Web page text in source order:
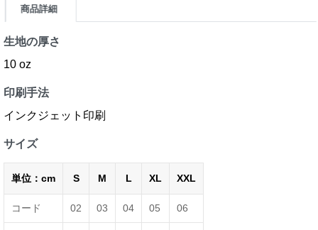
商品詳細
生地の厚さ
10 oz
印刷手法
インクジェット印刷
サイズ
単位：cm S M L XL XXL
コード 02 03 04 05 06